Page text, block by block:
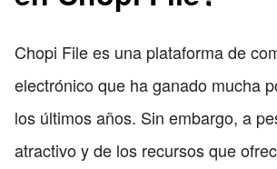
Chopi File es una plataforma de
electrónico que ha ganado mucha
los últimos años. Sin embargo, a
atractivo y de los recursos que